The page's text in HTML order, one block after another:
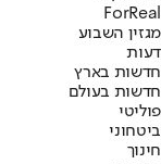
ForReal
מגזין השבוע
דעות
חדשות בארץ
חדשות בעולם
פוליטי
ביטחוני
חינוך